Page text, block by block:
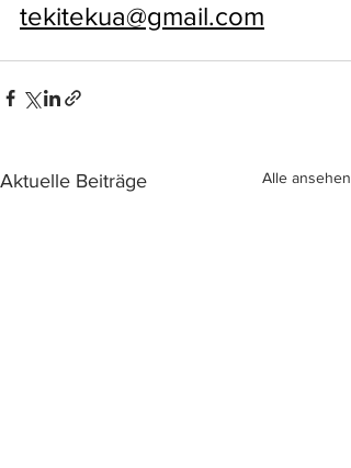
tekitekua@gmail.com
Aktuelle Beiträge Alle ansehen